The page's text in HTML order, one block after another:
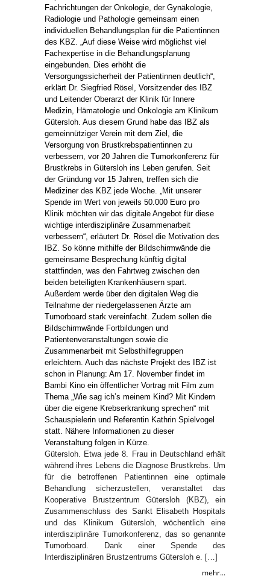
Gütersloh. Etwa jede 8. Frau in Deutschland erhält
während ihres Lebens die Diagnose Brustkrebs. Um
für die betroffenen Patientinnen eine optimale
Behandlung sicherzustellen, veranstaltet das
Kooperative Brustzentrum Gütersloh (KBZ), ein
Zusammenschluss des Sankt Elisabeth Hospitals
und des Klinikum Gütersloh, wöchentlich eine
interdisziplinäre Tumorkonferenz, das so genannte
Tumorboard. Dank einer Spende des
Interdisziplinären Brustzentrums Gütersloh e. […]
mehr...